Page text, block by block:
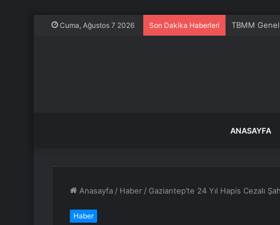
Cuma, Ağustos 7 2026 Son Dakika Haberleri TBMM Genel
ANASAYFA
Anasayfa / Haber / Gaziantep’te 24 Yıl Hapis Cezalı
Haber